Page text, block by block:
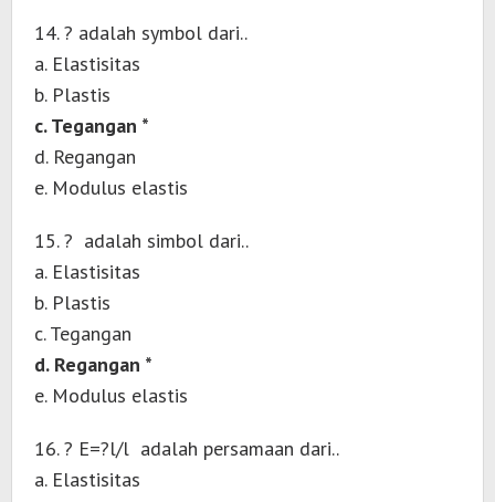
14. ? adalah symbol dari..
a. Elastisitas
b. Plastis
c. Tegangan *
d. Regangan
e. Modulus elastis
15. ? adalah simbol dari..
a. Elastisitas
b. Plastis
c. Tegangan
d. Regangan *
e. Modulus elastis
16. ? E=?l/l adalah persamaan dari..
a. Elastisitas